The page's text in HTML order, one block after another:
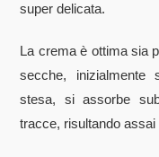
super delicata.
La crema è ottima sia
secche, inizialmente
stesa, si assorbe
tracce, risultando assai